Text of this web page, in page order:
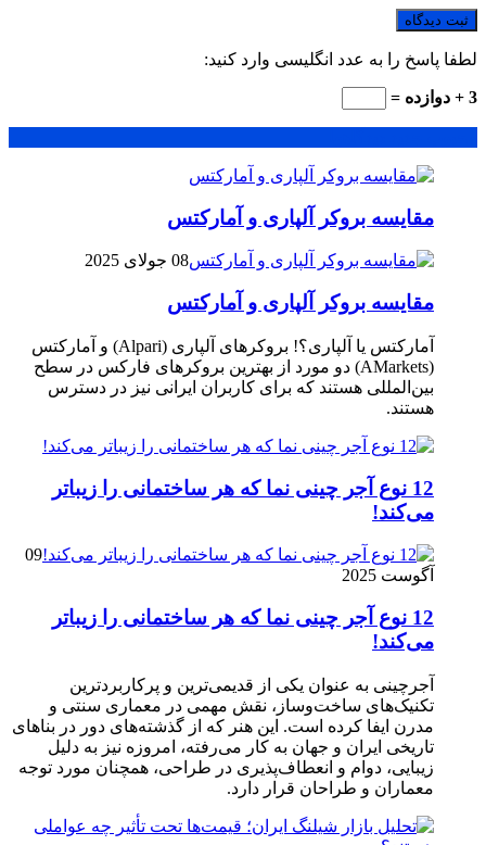
لطفا پاسخ را به عدد انگلیسی وارد کنید:
3 + دوازده =
مقایسه بروکر آلپاری و آمارکتس
08 جولای 2025
مقایسه بروکر آلپاری و آمارکتس
آمارکتس یا آلپاری؟! بروکرهای آلپاری (Alpari) و آمارکتس
(AMarkets) دو مورد از بهترین بروکرهای فارکس در سطح
بین‌المللی هستند که برای کاربران ایرانی نیز در دسترس
هستند.
12 نوع آجر چینی نما که هر ساختمانی را زیباتر
می‌کند!
09
آگوست 2025
12 نوع آجر چینی نما که هر ساختمانی را زیباتر
می‌کند!
آجرچینی به عنوان یکی از قدیمی‌ترین و پرکاربردترین
تکنیک‌های ساخت‌وساز، نقش مهمی در معماری سنتی و
مدرن ایفا کرده است. این هنر که از گذشته‌های دور در بناهای
تاریخی ایران و جهان به کار می‌رفته، امروزه نیز به دلیل
زیبایی، دوام و انعطاف‌پذیری در طراحی، همچنان مورد توجه
معماران و طراحان قرار دارد.